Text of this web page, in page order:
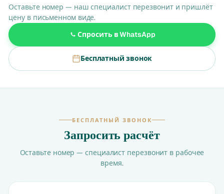
Оставьте номер — наш специалист перезвонит и пришлёт
цену в письменном виде.
Спросить в WhatsApp
Бесплатный звонок
БЕСПЛАТНЫЙ ЗВОНОК
Запросить расчёт
Оставьте номер — специалист перезвонит в рабочее
время.